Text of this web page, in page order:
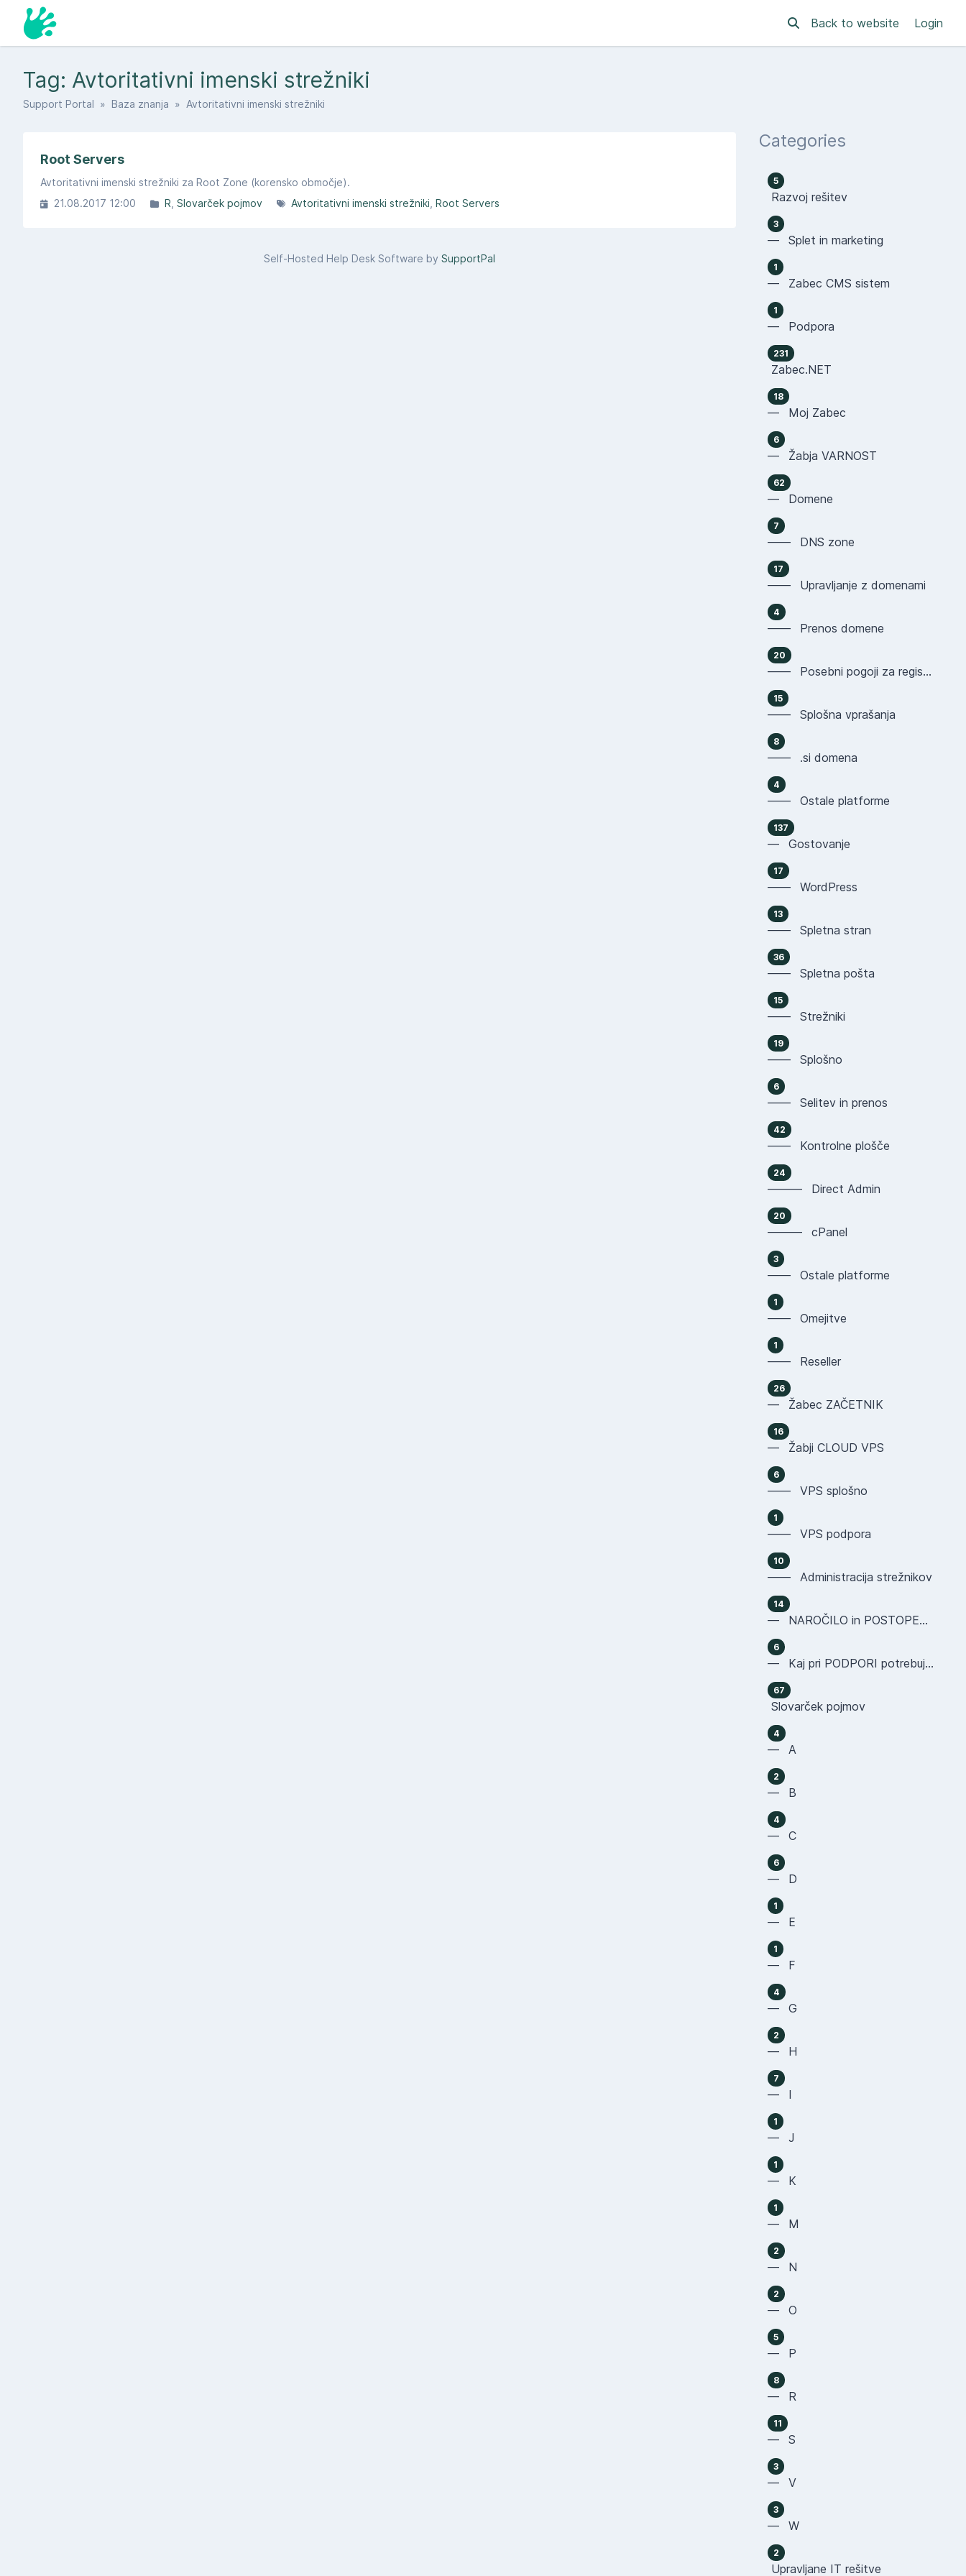
Back to website Login
Tag: Avtoritativni imenski strežniki
Support Portal » Baza znanja » Avtoritativni imenski strežniki
Root Servers
Avtoritativni imenski strežniki za Root Zone (korensko območje).
21.08.2017 12:00
R Slovarček pojmov Avtoritativni imenski strežniki Root Servers
Self-Hosted Help Desk Software by SupportPal
Categories
5
Razvoj rešitev
3
— Splet in marketing
1
— Zabec CMS sistem
1
— Podpora
231
Zabec.NET
18
— Moj Zabec
6
— Žabja VARNOST
62
— Domene
7
—— DNS zone
17
—— Upravljanje z domenami
4
—— Prenos domene
20
—— Posebni pogoji za registracijo domen
15
—— Splošna vprašanja
8
—— .si domena
4
—— Ostale platforme
137
— Gostovanje
17
—— WordPress
13
—— Spletna stran
36
—— Spletna pošta
15
—— Strežniki
19
—— Splošno
6
—— Selitev in prenos
42
—— Kontrolne plošče
24
——— Direct Admin
20
——— cPanel
3
—— Ostale platforme
1
—— Omejitve
1
—— Reseller
26
— Žabec ZAČETNIK
16
— Žabji CLOUD VPS
6
—— VPS splošno
1
—— VPS podpora
10
—— Administracija strežnikov
14
— NAROČILO in POSTOPEK NAKUPA
6
— Kaj pri PODPORI potrebujemo OD VAS
67
Slovarček pojmov
4
— A
2
— B
4
— C
6
— D
1
— E
1
— F
4
— G
2
— H
7
— I
1
— J
1
— K
1
— M
2
— N
2
— O
5
— P
8
— R
11
— S
3
— V
3
— W
2
Upravljane IT rešitve